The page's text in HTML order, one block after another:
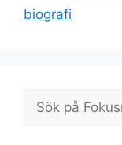
biografi
Sök